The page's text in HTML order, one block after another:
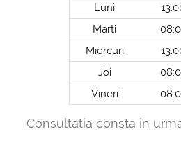
Luni
Marti
Miercuri
Joi
Vineri
Consultatia consta in